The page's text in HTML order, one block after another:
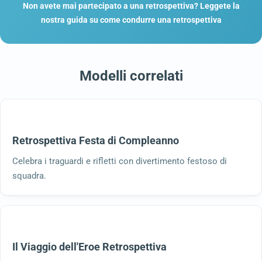
Non avete mai partecipato a una retrospettiva? Leggete la
nostra guida su come condurre una retrospettiva
Modelli correlati
Retrospettiva Festa di Compleanno
Celebra i traguardi e rifletti con divertimento festoso di
squadra.
Il Viaggio dell'Eroe Retrospettiva